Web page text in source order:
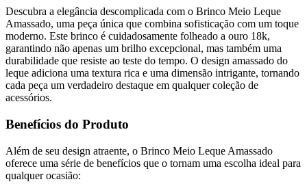
Descubra a elegância descomplicada com o Brinco Meio Leque
Amassado, uma peça única que combina sofisticação com um toque
moderno. Este brinco é cuidadosamente folheado a ouro 18k,
garantindo não apenas um brilho excepcional, mas também uma
durabilidade que resiste ao teste do tempo. O design amassado do
leque adiciona uma textura rica e uma dimensão intrigante, tornando
cada peça um verdadeiro destaque em qualquer coleção de
acessórios.
Benefícios do Produto
Além de seu design atraente, o Brinco Meio Leque Amassado
oferece uma série de benefícios que o tornam uma escolha ideal para
qualquer ocasião: